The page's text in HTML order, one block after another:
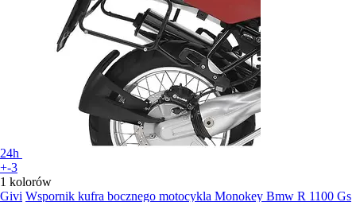
24h
+-3
1 kolorów
Givi Wspornik kufra bocznego motocykla Monokey Bmw R 1100 Gs